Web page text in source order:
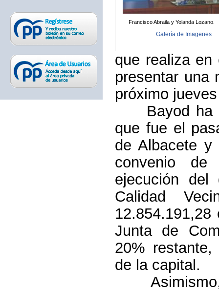
Francisco Abraila y Yolanda Lozano.
Galería de Imagenes
que realiza en
presentar una
próximo
Bayod ha
que fue el
de Albacete
convenio
ejecución del
Calidad
Juntade
20% restante,
de la capital.